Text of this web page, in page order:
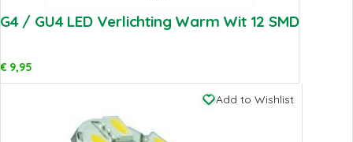
G4 / GU4 LED Verlichting Warm Wit 12 SMD
€9,95
Add to Wishlist